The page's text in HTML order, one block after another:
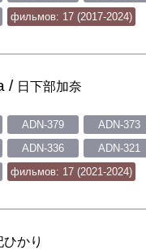
фильмов: 17 (2017-2024)
/ 日下部加奈
ADN-379 ADN-373
ADN-336 ADN-321
фильмов: 17 (2021-2024)
ひかり